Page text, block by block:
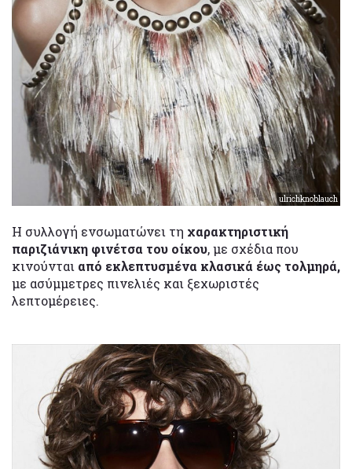
ulrichknoblauch
Η συλλογή ενσωματώνει τη χαρακτηριστική
παριζιάνικη φινέτσα του οίκου, με σχέδια που
κινούνται από εκλεπτυσμένα κλασικά έως τολμηρά,
με ασύμμετρες πινελιές και ξεχωριστές
λεπτομέρειες.